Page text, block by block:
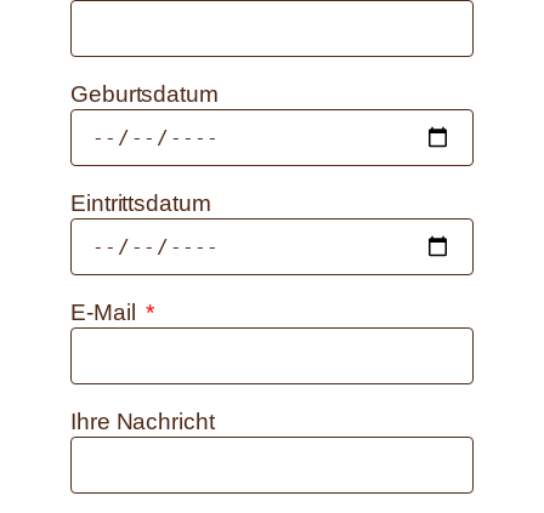
Geburtsdatum
Eintrittsdatum
E-Mail
Ihre Nachricht